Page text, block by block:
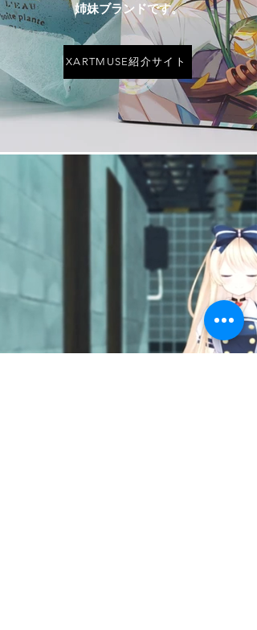
姉妹ブランドです。
XARTMUSE紹介サイト